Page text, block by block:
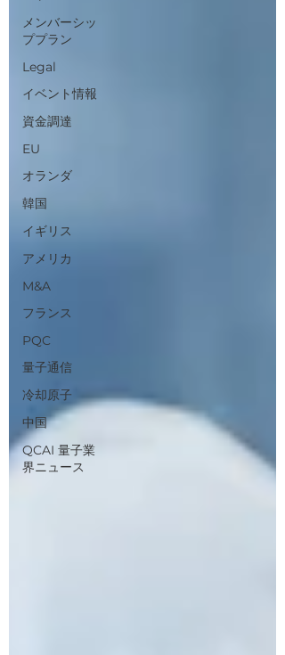
メンバーシッ
ププラン
Legal
イベント情報
資金調達
EU
オランダ
韓国
イギリス
アメリカ
M&A
フランス
PQC
量子通信
冷却原子
中国
QCAI 量子業
界ニュース